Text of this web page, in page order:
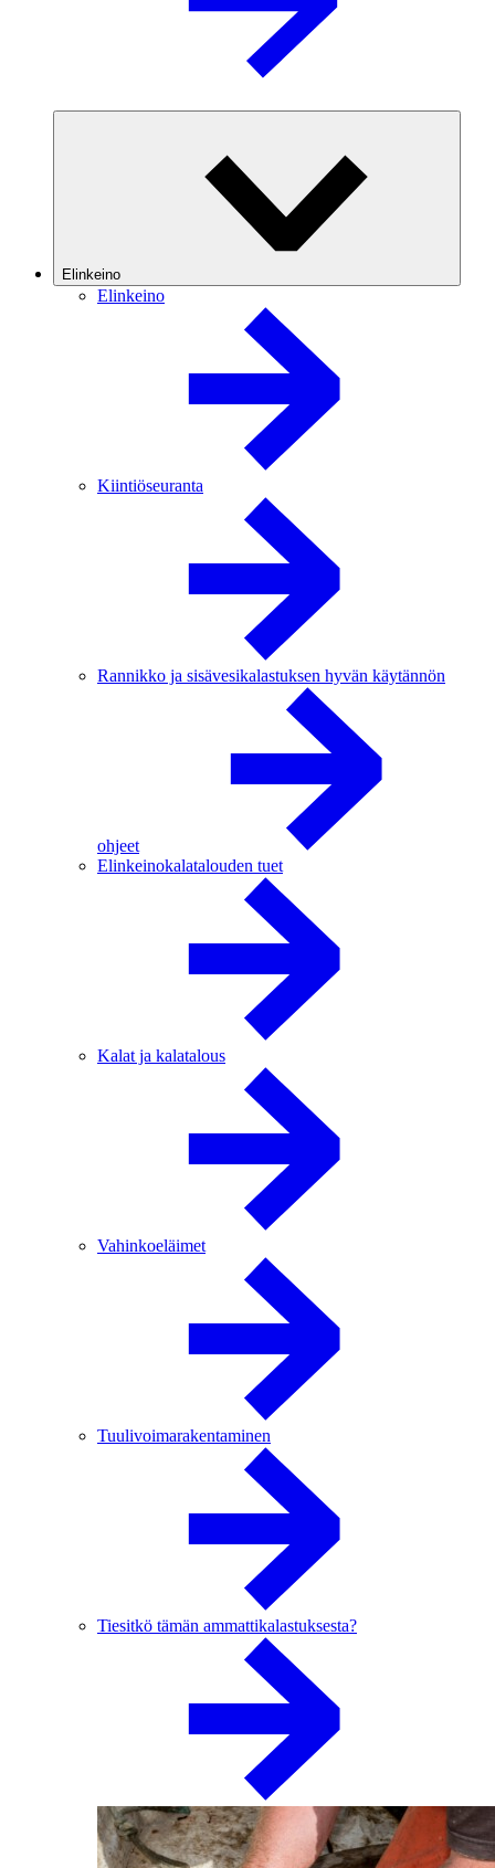
Elinkeino
Elinkeino
Kiintiöseuranta
Rannikko ja sisävesikalastuksen hyvän käytännön
ohjeet
Elinkeinokalatalouden tuet
Kalat ja kalatalous
Vahinkoeläimet
Tuulivoimarakentaminen
Tiesitkö tämän ammattikalastuksesta?